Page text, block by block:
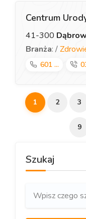
Centrum
41-300
Branża: /
601 ...
1 2 3
9
Szukaj